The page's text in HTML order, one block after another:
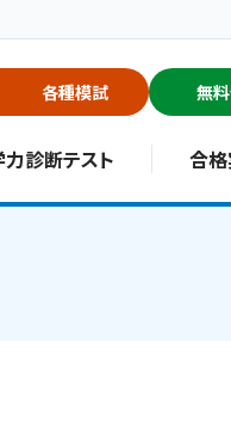
各種模試 無
診断テスト 合